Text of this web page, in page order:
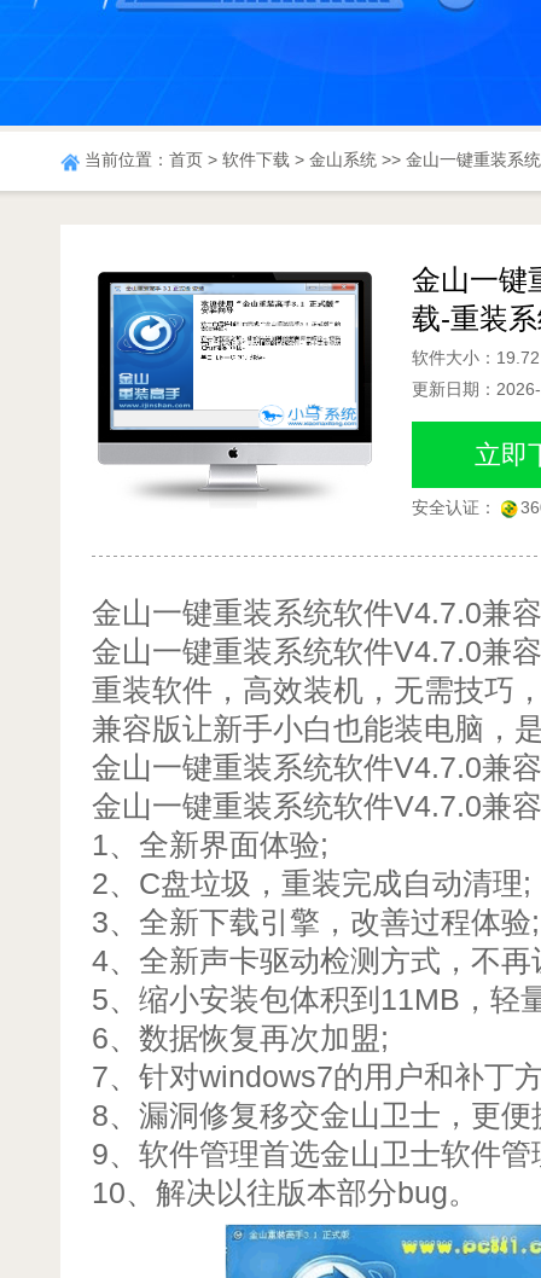
当前位置： 首页 > 软件下载 > 金山系统 >> 金山一键重装系
金山一键
载-重装
软件大小：
更新日期：
立即
安全认证：
金山一键重装系统软件V4.7.0兼
金山一键重装系统软件V4.7.0兼
重装软件，高效装机，无需技巧
兼容版让新手小白也能装电脑，
金山一键重装系统软件V4.7.0兼
金山一键重装系统软件V4.7.0兼
1、全新界面体验;
2、C盘垃圾，重装完成自动清理;
3、全新下载引擎，改善过程体验;
4、全新声卡驱动检测方式，不
5、缩小安装包体积到11MB，轻
6、数据恢复再次加盟;
7、针对windows7的用户和补丁
8、漏洞修复移交金山卫士，更
9、软件管理首选金山卫士软件
10、解决以往版本部分bug。